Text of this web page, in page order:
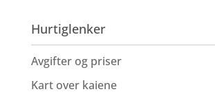
Hurtiglenker
Avgifter og priser
Kart over kaiene